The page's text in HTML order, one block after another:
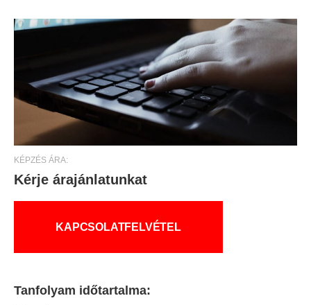
KÉPZÉS ÁRA:
Kérje árajánlatunkat
KAPCSOLATFELVÉTEL
Tanfolyam időtartalma: